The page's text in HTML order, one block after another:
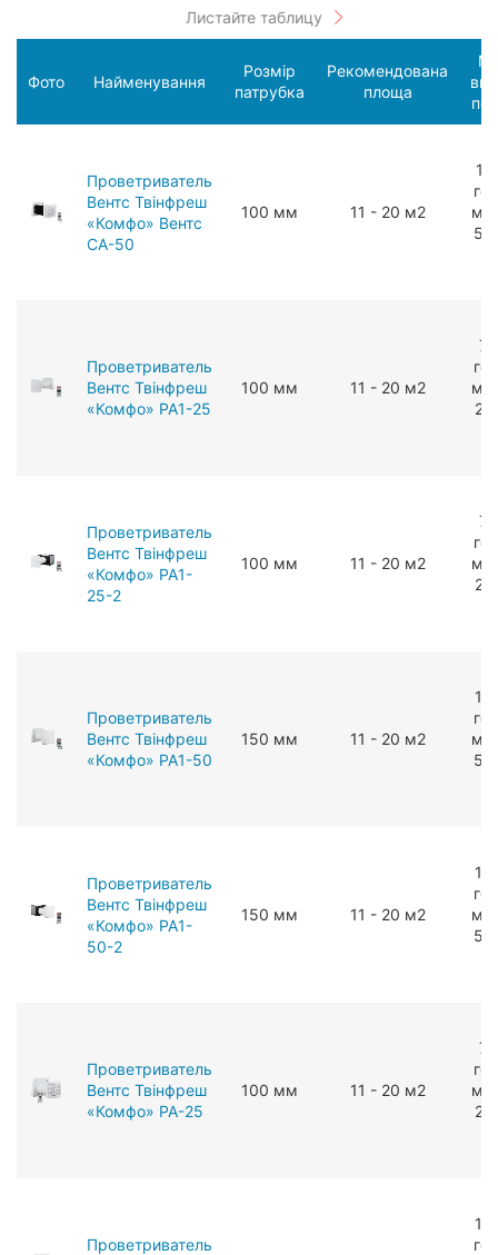
Фото Найменування
Розмір
патрубка
Рекомендована
площа
Проветриватель
Вентс Твінфреш
«Комфо» Вентс
СА-50
100 мм 11 - 20 м2
Проветриватель
Вентс Твінфреш
«Комфо» РА1-25
100 мм 11 - 20 м2
7
Проветриватель
Вентс Твінфреш
«Комфо» РА1-
25-2
100 мм 11 - 20 м2
7
Проветриватель
Вентс Твінфреш
«Комфо» РА1-50
150 мм 11 - 20 м2
Проветриватель
Вентс Твінфреш
«Комфо» РА1-
50-2
150 мм 11 - 20 м2
Проветриватель
Вентс Твінфреш
«Комфо» РА-25
100 мм 11 - 20 м2
7
Проветриватель